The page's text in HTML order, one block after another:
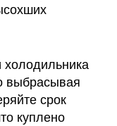
холодильника
выбрасывая
срок
куплено